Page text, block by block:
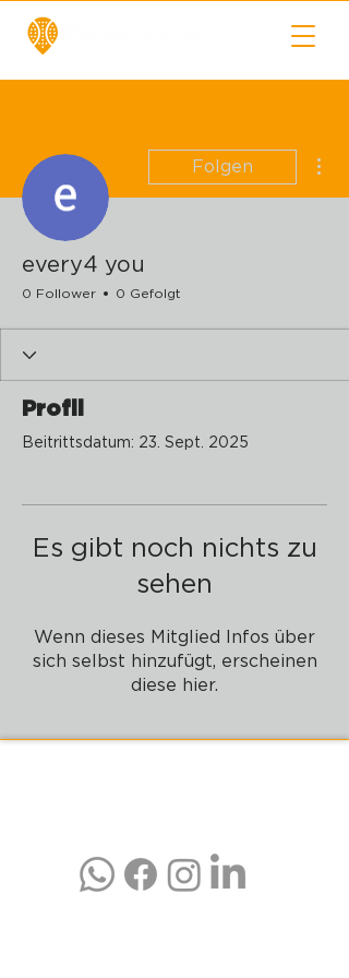
Folgen
every4 you
0 Follower 0 Gefolgt
Profil
Beitrittsdatum: 23. Sept. 2025
Es gibt noch nichts zu
sehen
Wenn dieses Mitglied Infos über
sich selbst hinzufügt, erscheinen
diese hier.